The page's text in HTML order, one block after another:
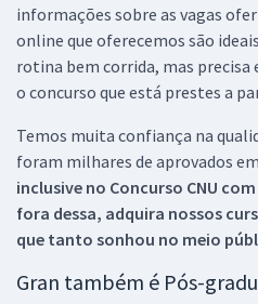
informações sobre as vagas
online que oferecemos são
rotina bem corrida, mas precisa
o concurso que está prestes a
Temos muita confiança na
foram milhares de aprovados em
inclusive no Concurso CNU com
fora dessa, adquira nossos
que tanto sonhou no meio
Gran também é Pós-